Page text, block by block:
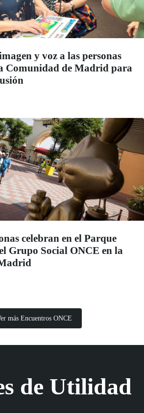
y voz a las personas
Comunidad de Madrid para
celebran en el Parque
Grupo Social ONCE en la
más Encuentros ONCE
de Utilidad